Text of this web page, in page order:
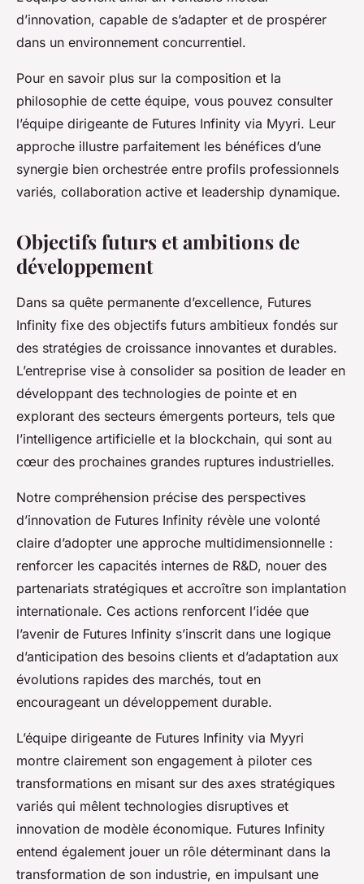
d’innovation, capable de s’adapter et de prospérer
dans un environnement concurrentiel.
Pour en savoir plus sur la composition et la
philosophie de cette équipe, vous pouvez consulter
l’équipe dirigeante de Futures Infinity via Myyri. Leur
approche illustre parfaitement les bénéfices d’une
synergie bien orchestrée entre profils professionnels
variés, collaboration active et leadership dynamique.
Objectifs futurs et ambitions de
développement
Dans sa quête permanente d’excellence, Futures
Infinity fixe des objectifs futurs ambitieux fondés sur
des stratégies de croissance innovantes et durables.
L’entreprise vise à consolider sa position de leader en
développant des technologies de pointe et en
explorant des secteurs émergents porteurs, tels que
l’intelligence artificielle et la blockchain, qui sont au
cœur des prochaines grandes ruptures industrielles.
Notre compréhension précise des perspectives
d’innovation de Futures Infinity révèle une volonté
claire d’adopter une approche multidimensionnelle :
renforcer les capacités internes de R&D, nouer des
partenariats stratégiques et accroître son implantation
internationale. Ces actions renforcent l’idée que
l’avenir de Futures Infinity s’inscrit dans une logique
d’anticipation des besoins clients et d’adaptation aux
évolutions rapides des marchés, tout en
encourageant un développement durable.
L’équipe dirigeante de Futures Infinity via Myyri
montre clairement son engagement à piloter ces
transformations en misant sur des axes stratégiques
variés qui mêlent technologies disruptives et
innovation de modèle économique. Futures Infinity
entend également jouer un rôle déterminant dans la
transformation de son industrie, en impulsant une